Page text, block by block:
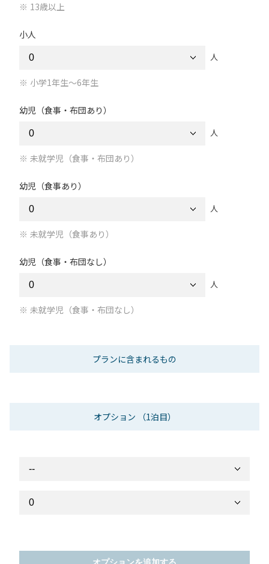
13歳以上
小人
人
小学1年生～6年生
幼児（食事・布団あり）
人
未就学児（食事・布団あり）
幼児（食事あり）
人
未就学児（食事あり）
幼児（食事・布団なし）
人
未就学児（食事・布団なし）
プランに含まれるもの
オプション （1泊目）